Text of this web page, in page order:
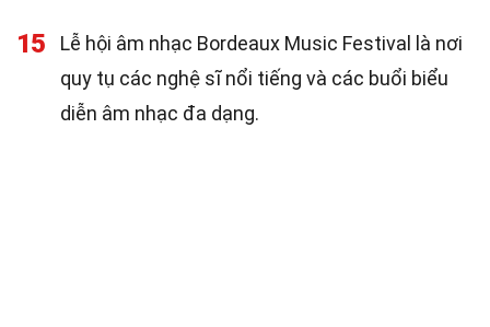
15
Lễ hội âm nhạc Bordeaux Music Festival là nơi
quy tụ các nghệ sĩ nổi tiếng và các buổi biểu
diễn âm nhạc đa dạng.